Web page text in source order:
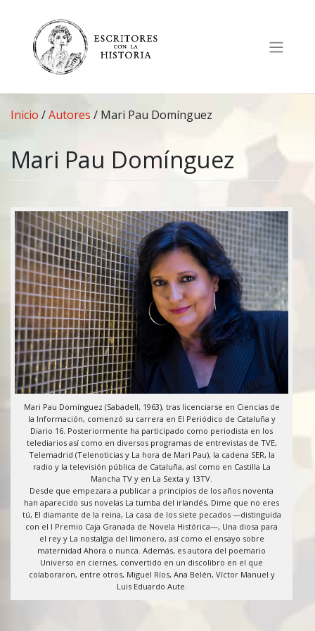
contenido
Inicio /Autores / Mari Pau Domínguez
Mari Pau Domínguez
Mari Pau Domínguez (Sabadell, 1963), tras licenciarse en Ciencias de
la Información, comenzó su carrera en El Periódico de Cataluña y
Diario 16. Posteriormente ha participado como periodista en los
telediarios así como en diversos programas de entrevistas de TVE,
Telemadrid (Telenoticias y La hora de Mari Pau), la cadena SER, la
radio y la televisión pública de Cataluña, así como en Castilla La
Mancha TV y en La Sexta y 13TV.
Desde que empezara a publicar a principios de los años noventa
han aparecido sus novelas La tumba del irlandés, Dime que no eres
tú, El diamante de la reina, La casa de los siete pecados —distinguida
con el I Premio Caja Granada de Novela Histórica—, Una diosa para
el rey y La nostalgia del limonero, así como el ensayo sobre
maternidad Ahora o nunca. Además, es autora del poemario
Universo en ciernes, convertido en un discolibro en el que
colaboraron, entre otros, Miguel Ríos, Ana Belén, Víctor Manuel y
Luis Eduardo Aute.